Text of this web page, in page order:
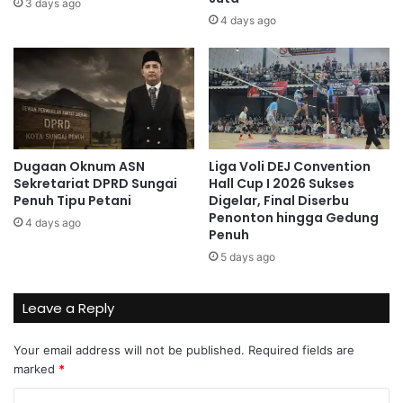
3 days ago
4 days ago
Dugaan Oknum ASN
Sekretariat DPRD Sungai
Penuh Tipu Petani
4 days ago
Liga Voli DEJ Convention
Hall Cup I 2026 Sukses
Digelar, Final Diserbu
Penonton hingga Gedung
Penuh
5 days ago
Leave a Reply
Your email address will not be published. Required fields are
marked *